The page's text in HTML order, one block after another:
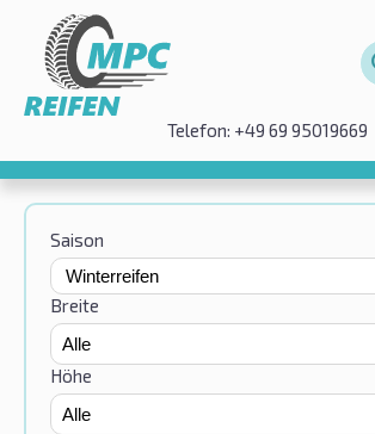
Telefon: +49 69 95019669
Saison
Breite
Höhe